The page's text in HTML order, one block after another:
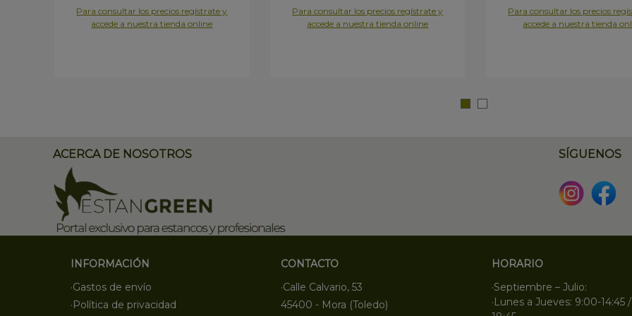
Para consultar los precios regístrate y
accede a nuestra tienda online
Para consultar los precios regístrate y
accede a nuestra tienda online
Para consultar los precios
accede a nuestra tienda
ACERCA DE NOSOTROS SÍGUENOS
INFORMACIÓN
·Gastos de envío
·Política de privacidad
CONTACTO
·Calle Calvario, 53
45400 - Mora (Toledo)
HORARIO
·Septiembre – Julio:
·Lunes a Jueves: 9:00-14:45